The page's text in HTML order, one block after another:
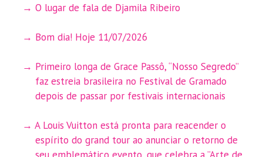
O lugar de fala de Djamila Ribeiro
Bom dia! Hoje 11/07/2026
Primeiro longa de Grace Passô, “Nosso Segredo”
faz estreia brasileira no Festival de Gramado
depois de passar por festivais internacionais
A Louis Vuitton está pronta para reacender o
espírito do grand tour ao anunciar o retorno de